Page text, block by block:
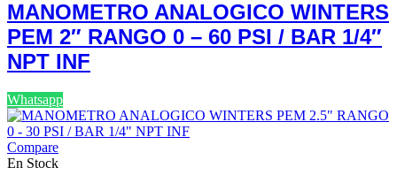
MANOMETRO ANALOGICO WINTERS
PEM 2″ RANGO 0 – 60 PSI / BAR 1/4″
NPT INF
Whatsapp
Compare
En Stock